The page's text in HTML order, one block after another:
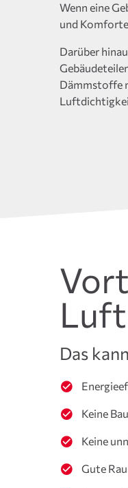
Wenn eine
und
Darüber
Dämmstoffe
Das
Keine
Keine
Gute